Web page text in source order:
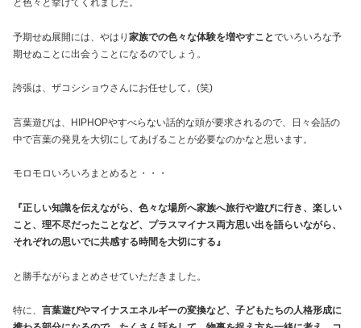
と色々と挙げてくれました。
予期せぬ展開には、やはり 家族での色々な体験を増やすことでいろいろな予
期せぬことに出会うことになるのでしょう。
誇張は、ザコシショウさんにお任せして。(笑)
言葉遊びは、HIPHOPやすべらない話的な頭が要求されるので、日々会話の
中で言葉の発見を大切にしてあげることが必要なのかなと思います。
モロモロいろいろまとめると・・・
『正しい知識を伝えながら、色々な場所へ家族へ旅行や遊びに行き、楽しい
こと、理不尽だったことなど、プラスマイナス両方思い出を語らいながら、
それぞれの思いでに共感する時間を大切にする』
と勝手ながらまとめさせていただきました。
特に、 言葉遊びやマイナスエネルギーの変換など、子どもたちの人格形成に